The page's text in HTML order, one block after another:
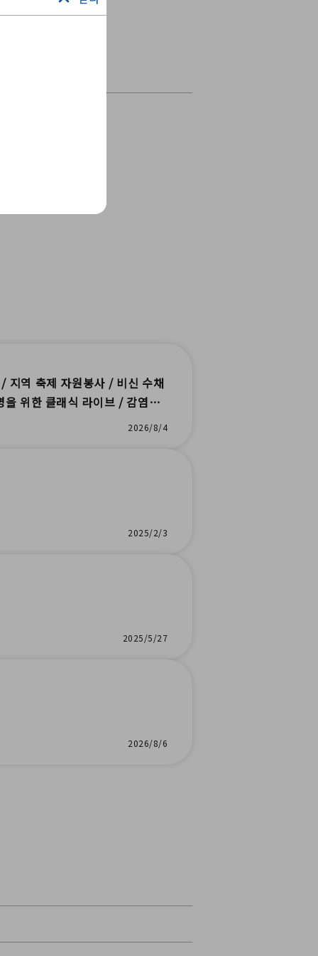
지역 축제 자원봉사 / 비신 수채
위한 클래식 라이브 / 감염병
2026/8/4
2025/2/3
2025/5/27
2026/8/6